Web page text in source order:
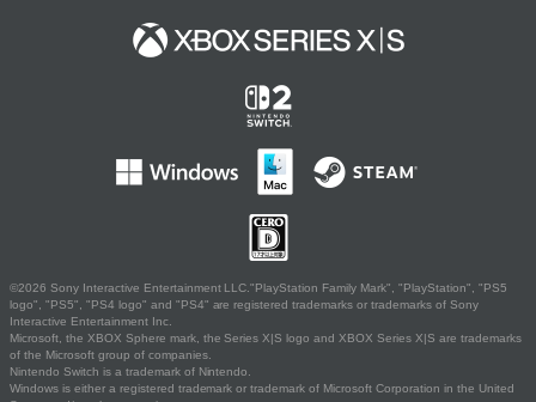
©2026 Sony Interactive Entertainment LLC."PlayStation Family Mark", "PlayStation", "PS5
logo", "PS5", "PS4 logo" and "PS4" are registered trademarks or trademarks of Sony
Interactive Entertainment Inc.
Microsoft, the XBOX Sphere mark, the Series X|S logo and XBOX Series X|S are trademarks
of the Microsoft group of companies.
Nintendo Switch is a trademark of Nintendo.
Windows is either a registered trademark or trademark of Microsoft Corporation in the United